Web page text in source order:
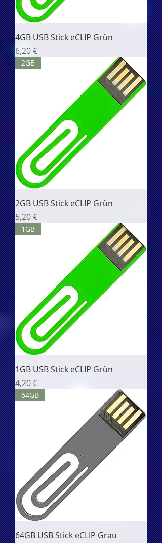
4GB USB Stick eCLIP Grün
Цена
6,20 €
2GB
2GB USB Stick eCLIP Grün
Цена
5,20 €
1GB
1GB USB Stick eCLIP Grün
Цена
4,20 €
64GB
64GB USB Stick eCLIP Grau